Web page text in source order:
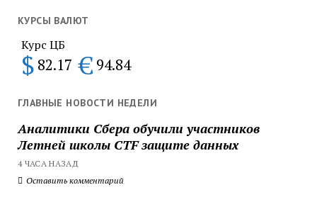
КУРСЫ ВАЛЮТ
Курс ЦБ
$ 82.17 € 94.84
ГЛАВНЫЕ НОВОСТИ НЕДЕЛИ
Аналитики Сбера обучили участников
Летней школы CTF защите данных
4 ЧАСА НАЗАД
Оставить комментарий